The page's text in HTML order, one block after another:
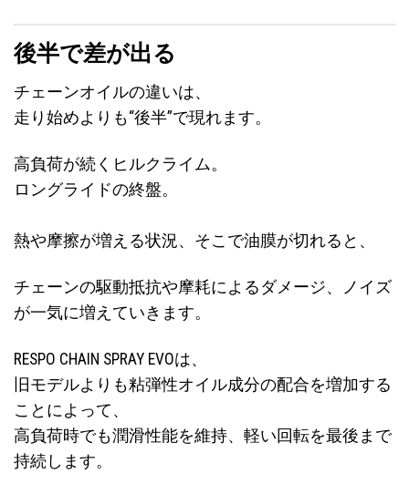
後半で差が出る
チェーンオイルの違いは、
走り始めよりも“後半”で現れます。
高負荷が続くヒルクライム。
ロングライドの終盤。
熱や摩擦が増える状況、そこで油膜が切れると、
チェーンの駆動抵抗や摩耗によるダメージ、ノイズ
が一気に増えていきます。
RESPO CHAIN SPRAY EVOは、
旧モデルよりも粘弾性オイル成分の配合を増加する
ことによって、
高負荷時でも潤滑性能を維持、軽い回転を最後まで
持続します。